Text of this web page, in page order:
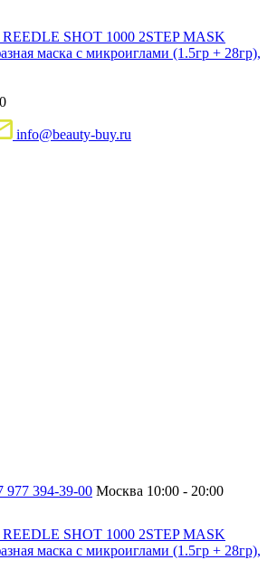
info@beauty-buy.ru
977 394-39-00 Москва 10:00 - 20:00